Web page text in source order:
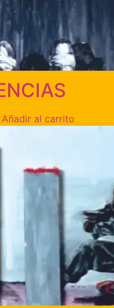
Añadir al carrito